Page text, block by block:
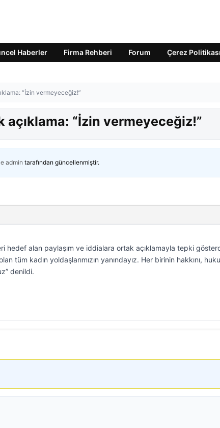
Haberler Firma Rehberi Forum Çerez Politikası
“İzin vermeyeceğiz!”
açıklama: “İzin vermeyeceğiz!”
admin tarafından güncellenmiştir.
hedef alan paylaşım ve iddialara ortak açıklamayla tepki
tüm kadın yoldaşlarımızın yanındayız. Her birinin hakkını,
denildi.